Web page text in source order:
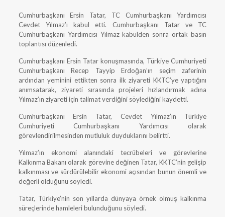
Cumhurbaşkanı Ersin Tatar, TC Cumhurbaşkanı Yardımcısı
Cevdet Yılmaz’ı kabul etti. Cumhurbaşkanı Tatar ve TC
Cumhurbaşkanı Yardımcısı Yılmaz kabulden sonra ortak basın
toplantısı düzenledi.
Cumhurbaşkanı Ersin Tatar konuşmasında, Türkiye Cumhuriyeti
Cumhurbaşkanı Recep Tayyip Erdoğan’ın seçim zaferinin
ardından yeminini ettikten sonra ilk ziyareti KKTC’ye yaptığını
anımsatarak, ziyareti sırasında projeleri hızlandırmak adına
Yılmaz’ın ziyareti için talimat verdiğini söylediğini kaydetti.
Cumhurbaşkanı Ersin Tatar, Cevdet Yılmaz’ın Türkiye
Cumhuriyeti Cumhurbaşkanı Yardımcısı olarak
görevlendirilmesinden mutluluk duyduklarını belirtti.
Yılmaz’ın ekonomi alanındaki tecrübeleri ve görevlerine
Kalkınma Bakanı olarak görevine değinen Tatar, KKTC’nin gelişip
kalkınması ve sürdürülebilir ekonomi açısından bunun önemli ve
değerli olduğunu söyledi.
Tatar, Türkiye’nin son yıllarda dünyaya örnek olmuş kalkınma
süreçlerinde hamleleri bulunduğunu söyledi.